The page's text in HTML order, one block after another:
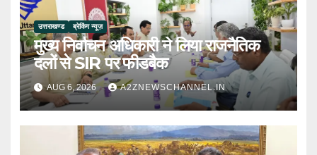
उत्तराखण्ड ब्रेकिंग न्यूज़
मुख्य निर्वाचन अधिकारी ने लिया राजनैतिक
दलों से SIR पर फीडबैक
AUG 6, 2026 A2ZNEWSCHANNEL.IN